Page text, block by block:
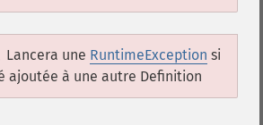
Lancera une RuntimeException si
ajoutée à une autre Definition